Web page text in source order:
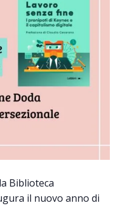
Biblioteca
il nuovo anno di